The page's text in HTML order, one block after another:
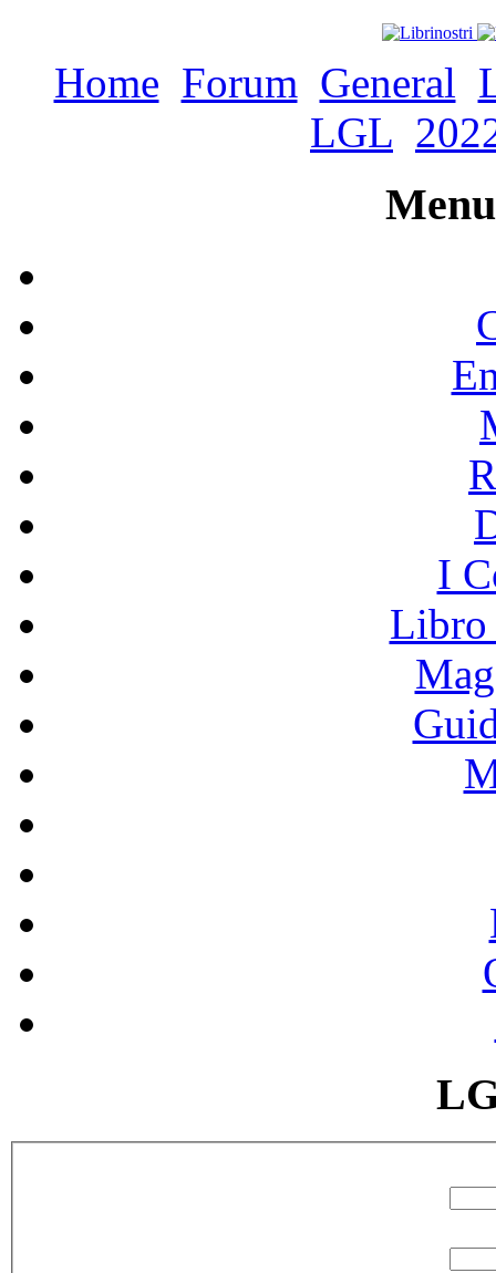
Home Forum General
LGL
I
Libro